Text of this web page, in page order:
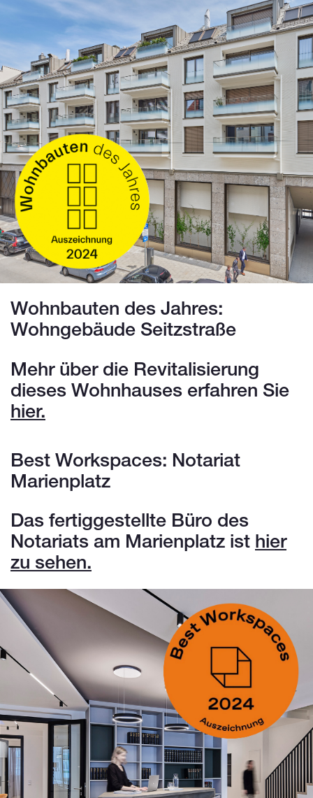
Wohnbauten des Jahres:
Wohngebäude Seitzstraße
Mehr über die Revitalisierung
dieses Wohnhauses erfahren Sie
hier.
Best Workspaces: Notariat
Marienplatz
Das fertiggestellte Büro des
Notariats am Marienplatz ist hier
zu sehen.